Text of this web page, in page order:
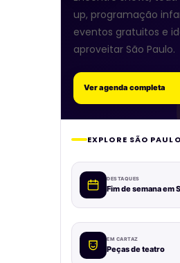
up, programação
eventos gratuitos e
aproveitar São Paulo.
Ver agenda completa
EXPLORE SÃO PAULO
DESTAQUES
Fim de semana em
EM CARTAZ
Peças de teatro